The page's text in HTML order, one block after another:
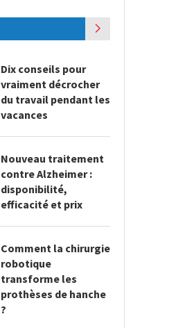
Dix conseils pour
vraiment décrocher
du travail pendant les
vacances
Nouveau traitement
contre Alzheimer :
disponibilité,
efficacité et prix
Comment la chirurgie
robotique
transforme les
prothèses de hanche
?